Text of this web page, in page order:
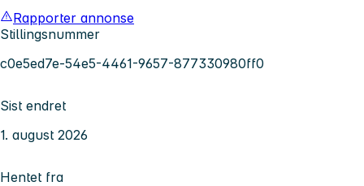
Rapporter annonse
Stillingsnummer
c0e5ed7e-54e5-4461-9657-877330980ff0
Sist endret
1. august 2026
Hentet fra